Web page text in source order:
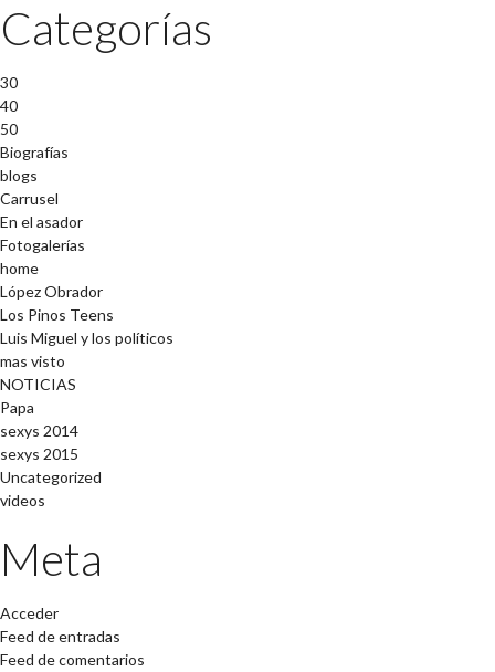
Categorías
30
40
50
Biografías
blogs
Carrusel
En el asador
Fotogalerías
home
López Obrador
Los Pinos Teens
Luis Miguel y los políticos
mas visto
NOTICIAS
Papa
sexys 2014
sexys 2015
Uncategorized
videos
Meta
Acceder
Feed de entradas
Feed de comentarios